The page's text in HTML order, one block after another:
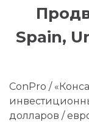
Spain,
ConPro /
долларов /